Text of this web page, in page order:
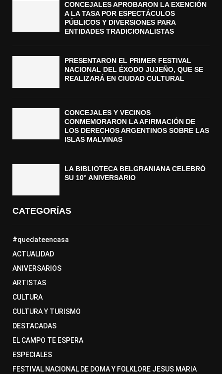
CONCEJALES APROBARON LA EXENCIÓN
A LA TASA POR ESPECTÁCULOS
PÚBLICOS Y DIVERSIONES PARA
ENTIDADES TRADICIONALISTAS
PRESENTARON EL PRIMER FESTIVAL
NACIONAL DEL ÉXODO JUJEÑO, QUE SE
REALIZARÁ EN CIUDAD CULTURAL
CONCEJALES Y VECINOS
CONMEMORARON LA AFIRMACIÓN DE
LOS DERECHOS ARGENTINOS SOBRE LAS
ISLAS MALVINAS
LA BIBLIOTECA BELGRANIANA CELEBRÓ
SU 10° ANIVERSARIO
CATEGORÍAS
#quedateencasa
ACTUALIDAD
ANIVERSARIOS
ARTISTAS
CULTURA
CULTURA Y TURISMO
DESTACADAS
EL CAMPO TE ESPERA
ESPECIALES
FESTIVAL NACIONAL DE DOMA Y FOLKLORE JESUS MARIA